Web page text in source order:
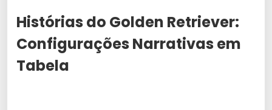
Histórias do Golden Retriever:
Configurações Narrativas em
Tabela